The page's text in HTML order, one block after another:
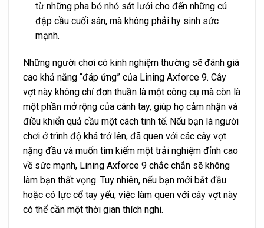
từ những pha bỏ nhỏ sát lưới cho đến những cú
đập cầu cuối sân, mà không phải hy sinh sức
mạnh.
Những người chơi có kinh nghiệm thường sẽ đánh giá
cao khả năng “đáp ứng” của Lining Axforce 9. Cây
vợt này không chỉ đơn thuần là một công cụ mà còn là
một phần mở rộng của cánh tay, giúp họ cảm nhận và
điều khiển quả cầu một cách tinh tế. Nếu bạn là người
chơi ở trình độ khá trở lên, đã quen với các cây vợt
nặng đầu và muốn tìm kiếm một trải nghiệm đỉnh cao
về sức mạnh, Lining Axforce 9 chắc chắn sẽ không
làm bạn thất vọng. Tuy nhiên, nếu bạn mới bắt đầu
hoặc có lực cổ tay yếu, việc làm quen với cây vợt này
có thể cần một thời gian thích nghi.